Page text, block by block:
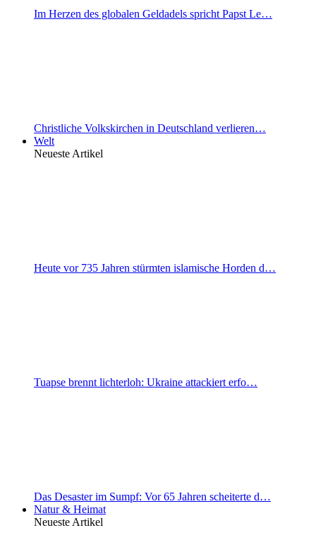
Im Herzen des globalen Geldadels spricht Papst Le…
Christliche Volkskirchen in Deutschland verlieren…
Welt
Neueste Artikel
Heute vor 735 Jahren stürmten islamische Horden d…
Tuapse brennt lichterloh: Ukraine attackiert erfo…
Das Desaster im Sumpf: Vor 65 Jahren scheiterte d…
Natur & Heimat
Neueste Artikel